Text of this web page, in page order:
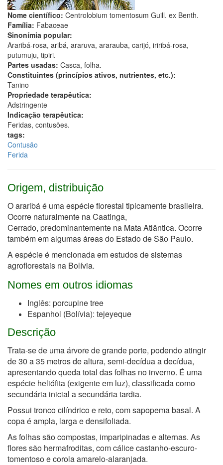
Nome científico: Centrolobium tomentosum Guill. ex Benth.
Família: Fabaceae
Sinonímia popular:
Araribá-rosa, aribá, araruva, ararauba, carijó, iriribá-rosa,
putumuju, tipiri.
Partes usadas: Casca, folha.
Constituintes (princípios ativos, nutrientes, etc.):
Tanino
Propriedade terapêutica:
Adstringente
Indicação terapêutica:
Feridas, contusões.
tags:
Contusão
Ferida
Origem, distribuição
O araribá é uma espécie florestal tipicamente brasileira.
Ocorre naturalmente na Caatinga,
Cerrado, predominantemente na Mata Atlântica. Ocorre
também em algumas áreas do Estado de São Paulo.
A espécie é mencionada em estudos de sistemas
agroflorestais na Bolívia.
Nomes em outros idiomas
Inglês: porcupine tree
Espanhol (Bolívia): tejeyeque
Descrição
Trata-se de uma árvore de grande porte, podendo atingir
de 30 a 35 metros de altura, semi-decídua a decídua,
apresentando queda total das folhas no inverno. É uma
espécie heliófita (exigente em luz), classificada como
secundária inicial a secundária tardia.
Possui tronco cilíndrico e reto, com sapopema basal. A
copa é ampla, larga e densifoliada.
As folhas são compostas, imparipinadas e alternas. As
flores são hermafroditas, com cálice castanho-escuro-
tomentoso e corola amarelo-alaranjada.